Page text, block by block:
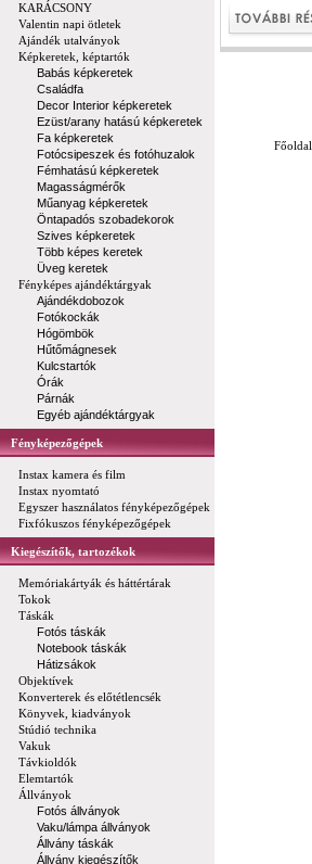
KARÁCSONY
Valentin napi ötletek
Ajándék utalványok
Képkeretek, képtartók
Babás képkeretek
Családfa
Decor Interior képkeretek
Ezüst/arany hatású képkeretek
Fa képkeretek
Fotócsipeszek és fotóhuzalok
Fémhatású képkeretek
Magasságmérők
Műanyag képkeretek
Öntapadós szobadekorok
Szives képkeretek
Több képes keretek
Üveg keretek
Fényképes ajándéktárgyak
Ajándékdobozok
Fotókockák
Hógömbök
Hűtőmágnesek
Kulcstartók
Órák
Párnák
Egyéb ajándéktárgyak
Fényképezőgépek
Instax kamera és film
Instax nyomtató
Egyszer használatos fényképezőgépek
Fixfókuszos fényképezőgépek
Kiegészítők, tartozékok
Memóriakártyák és háttértárak
Tokok
Táskák
Fotós táskák
Notebook táskák
Hátizsákok
Objektívek
Konverterek és előtétlencsék
Könyvek, kiadványok
Stúdió technika
Vakuk
Távkioldók
Elemtartók
Állványok
Fotós állványok
Vaku/lámpa állványok
Állvány táskák
Állvány kiegészítők
Főoldal